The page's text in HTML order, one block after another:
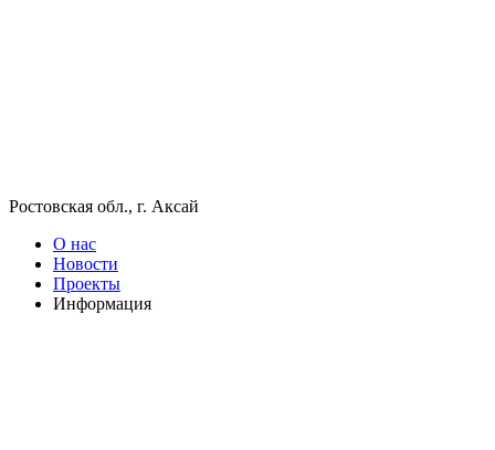
Ростовская обл., г. Аксай
О нас
Новости
Проекты
Информация